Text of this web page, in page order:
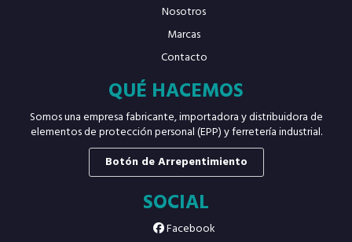
Nosotros
Marcas
Contacto
QUÉ HACEMOS
Somos una empresa fabricante, importadora y distribuidora de
elementos de protección personal (EPP) y ferretería industrial.
Botón de Arrepentimiento
SOCIAL
Facebook